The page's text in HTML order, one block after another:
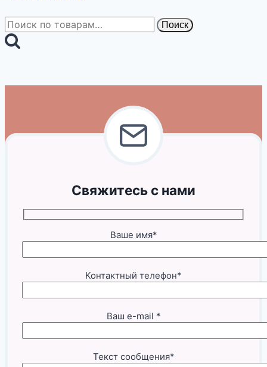
Искать: Поиск
Свяжитесь с нами
Ваше имя*
Контактный телефон*
Ваш e-mail *
Текст сообщения*